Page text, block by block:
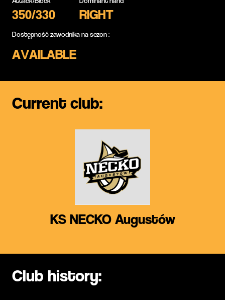
350/330 RIGHT
Dostępność zawodnika na sezon :
AVAILABLE
Current club:
KS NECKO Augustów
Club history: